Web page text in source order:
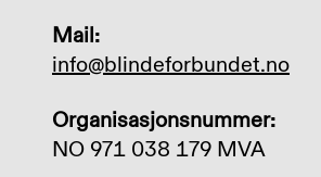
Mail:
info@blindeforbundet.no
Organisasjonsnummer:
NO 971 038 179 MVA